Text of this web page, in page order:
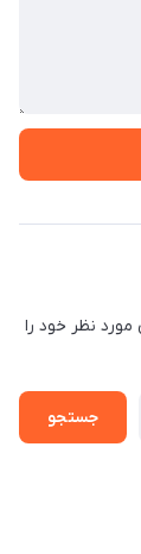
نظر خود را
جستجو